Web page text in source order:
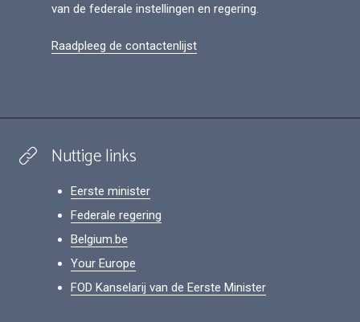
van de federale instellingen en regering.
Raadpleeg de contactenlijst
Nuttige links
Eerste minister
Federale regering
Belgium.be
Your Europe
FOD Kanselarij van de Eerste Minister